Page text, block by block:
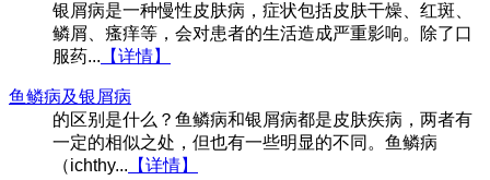
银屑病是一种慢性皮肤病，症状包括皮肤干燥、红斑、
鳞屑、瘙痒等，会对患者的生活造成严重影响。除了口
服药... 【详情】
鱼鳞病及银屑病
的区别是什么？鱼鳞病和银屑病都是皮肤疾病，两者有
一定的相似之处，但也有一些明显的不同。鱼鳞病
（ichthy... 【详情】